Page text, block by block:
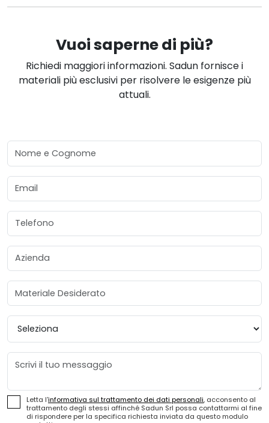
Vuoi saperne di più?
Richiedi maggiori informazioni. Sadun fornisce i
materiali più esclusivi per risolvere le esigenze più
attuali.
Nome e Cognome
Email
Telefono
Azienda
Materiale Desiderato
Provincia
Messaggio
Letta l'informativa sul trattamento dei dati personali, acconsento al
trattamento degli stessi affinché Sadun Srl possa contattarmi al fine
di rispondere per la specifica richiesta inviata da questo modulo